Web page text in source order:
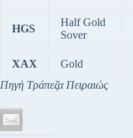
HGS
Half Gold
Sover
XAX Gold
Πηγή Τράπεζα Πειραιώς